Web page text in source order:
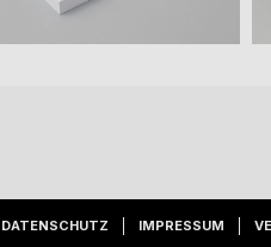
DATENSCHUTZ IMPRESSUM